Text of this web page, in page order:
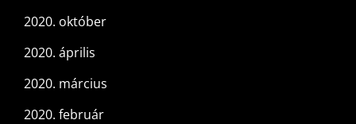
2020. október
2020. április
2020. március
2020. február